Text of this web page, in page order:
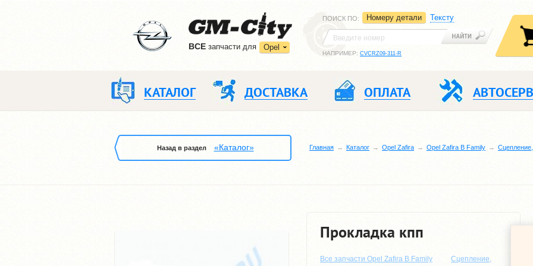
ВCE запчасти для Opel
ПОИСК ПО: Номеру детали Тексту
НАПРИМЕР: CVCRZ09-311-R
КАТАЛОГ ДОСТАВКА ОПЛАТА
Назад в раздел «Каталог» Главная Каталог Opel Zafira Opel Zafira B Family
Прокладка кпп
Все запчасти Opel Zafira B Family
Сцепление,